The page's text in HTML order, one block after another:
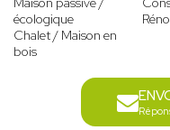
écologique
Chalet / Maison en
bois